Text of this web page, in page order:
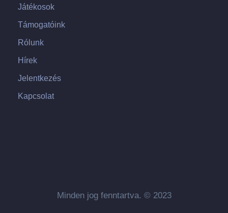
Játékosok
Támogatóink
Rólunk
Hírek
Jelentkezés
Kapcsolat
Minden jog fenntartva. © 2023